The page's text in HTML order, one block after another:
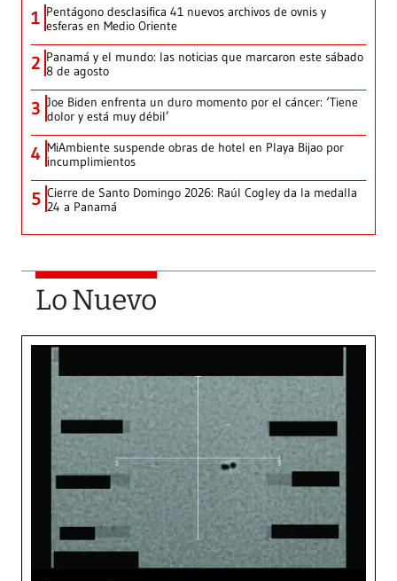
1 Pentágono desclasifica 41 nuevos archivos de ovnis y
esferas en Medio Oriente
2 Panamá y el mundo: las noticias que marcaron este sábado
8 de agosto
3 Joe Biden enfrenta un duro momento por el cáncer: ‘Tiene
dolor y está muy débil’
4 MiAmbiente suspende obras de hotel en Playa Bijao por
incumplimientos
5 Cierre de Santo Domingo 2026: Raúl Cogley da la medalla
24 a Panamá
Lo Nuevo